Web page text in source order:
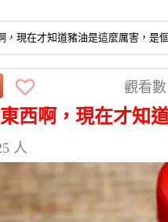
，現在才知道豬油是這麼厲害，是
觀看
西啊，現在才知
人